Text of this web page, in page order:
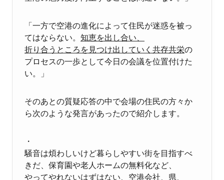
「一方で空港の進化によって住民が迷惑を被っ
てはならない。 知恵を出し合い、
折り合うところを見つけ出していく共存共栄の
プロセスの一歩として今日の会議を位置付けた
い。」
そのあとの質疑応答の中で会場の住民の方々か
ら次のような発言があったので紹介します。
・
騒音は煩わしいけど暮らしやすい街を目指すべ
きだ、保育園や老人ホームの無料化など、
やってやれないはずはない、空港会社、県、